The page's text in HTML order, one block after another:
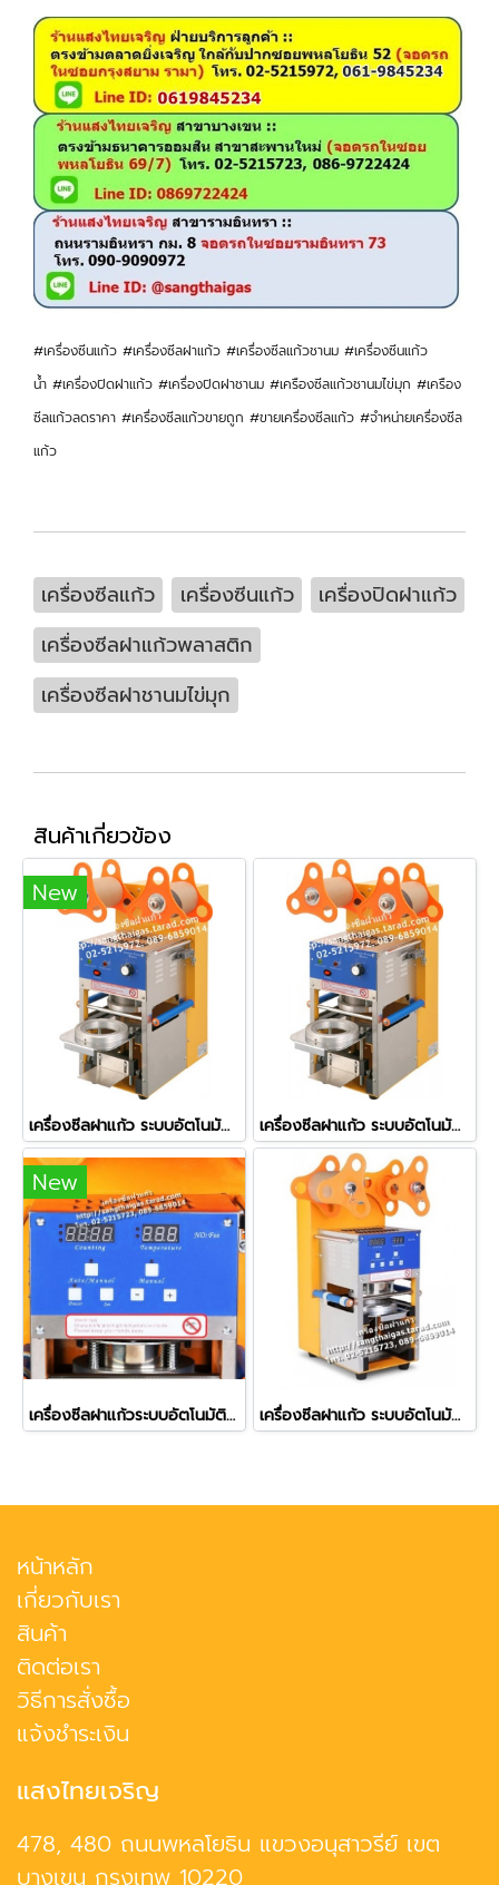
#เครื่องซีนแก้ว #เครื่องซีลฝาแก้ว #เครื่องซีลแก้วชานม #เครื่องซีนแก้ว
น้ำ #เครื่องปิดฝาแก้ว #เครื่องปิดฝาชานม #เครืองซีลแก้วชานมไข่มุก #เครือง
ซีลแก้วลดราคา #เครื่องซีลแก้วขายถูก #ขายเครื่องซีลแก้ว #จำหน่ายเครื่องซีล
แก้ว
เครื่องซีลแก้ว เครื่องซีนแก้ว
เครื่องปิดฝาแก้ว
เครื่องซีลฝาแก้วพลาสติก
เครื่องซีลฝาชานมไข่มุก
สินค้าเกี่ยวข้อง
New
เครื่องซีลฝาแก้ว ระบบอัตโนมัติ รุ่น ZF-06 (ใช้กับปากแก้ว 7.5 ซม.) เครื่องซีลฝาแก้ว ระบบอัตโนมัติ รุ่น ZF-06
New
เครื่องซีลฝาแก้วระบบอัตโนมัติ (Full Auto) เครื่องเลื่อนถาดเข้าออกให้ รุ่น ZF-08 เครื่องซีลฝาแก้ว ระบบอัตโนมัติทั้งระบบ (Full Auto) รุ่น ZF-08
หน้าหลัก
เกี่ยวกับเรา
สินค้า
ติดต่อเรา
วิธีการสั่งซื้อ
แจ้งชำระเงิน
แสงไทยเจริญ
478, 480 ถนนพหลโยธิน แขวงอนุสาวรีย์ เขต
บางเขน กรุงเทพ 10220